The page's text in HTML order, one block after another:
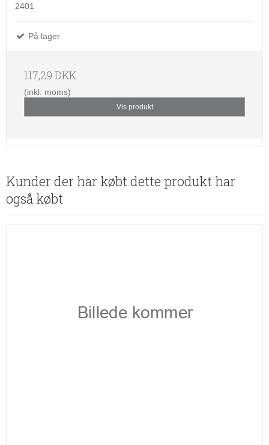
2401
På lager
117,29 DKK
(inkl. moms)
Vis produkt
Kunder der har købt dette produkt har
også købt